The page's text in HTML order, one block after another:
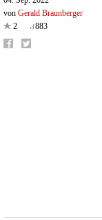
von Gerald Braunberger
2
883